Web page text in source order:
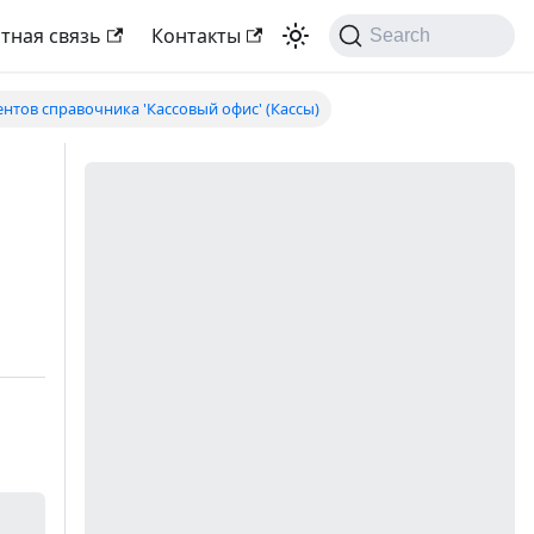
связь Контакты Search
справочника 'Кассовый офис' (Кассы)